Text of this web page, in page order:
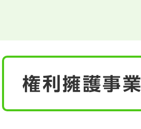
権利擁護事業